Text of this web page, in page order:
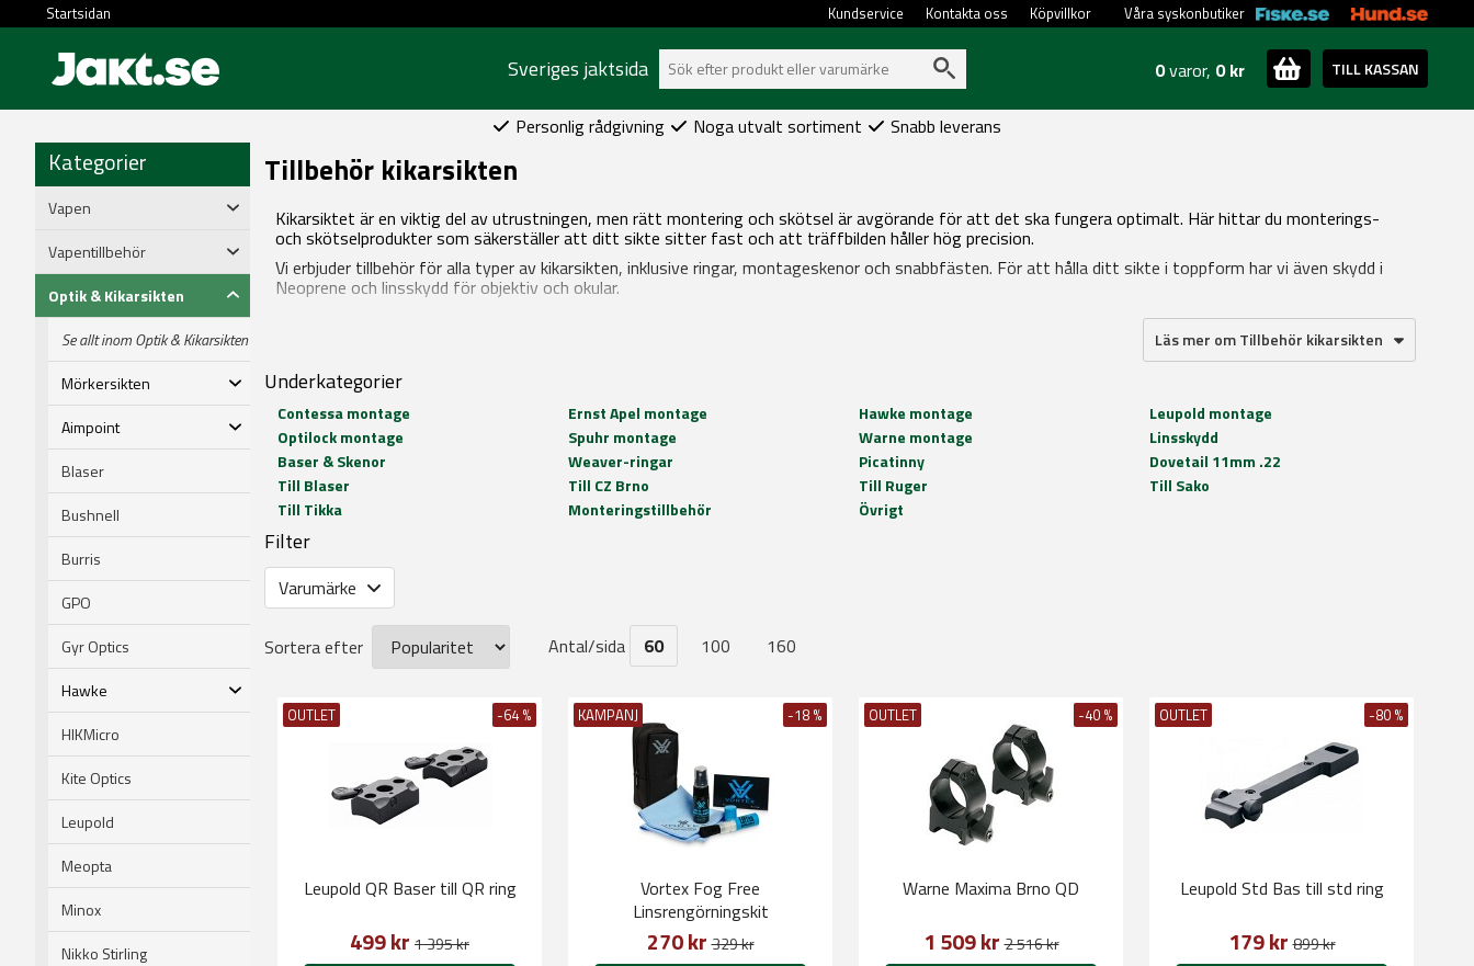
Startsidan Våra syskonbutiker
Köpvillkor
Kontakta oss
Kundservice
Sveriges jaktsida 0varor, 0 kr TILL KASSAN
Personlig rådgivning Noga utvalt sortiment Snabb leverans
Kategorier
Vapen
Vapentillbehör
Optik & Kikarsikten
Se allt inom Optik & Kikarsikten
Mörkersikten
Aimpoint
Blaser
Bushnell
Burris
GPO
Gyr Optics
Hawke
HIKMicro
Kite Optics
Leupold
Meopta
Minox
Nikko Stirling
Tillbehör kikarsikten
Kikarsiktet är en viktig del av utrustningen, men rätt montering och skötsel är avgörande för att det ska fungera optimalt. Här hittar du monterings-
och skötselprodukter som säkerställer att ditt sikte sitter fast och att träffbilden håller hög precision.
Vi erbjuder tillbehör för alla typer av kikarsikten, inklusive ringar, montageskenor och snabbfästen. För att hålla ditt sikte i toppform har vi även skydd i
Neoprene och linsskydd för objektiv och okular.
Läs mer om Tillbehör kikarsikten
Underkategorier
Contessa montage Ernst Apel montage Hawke montage
Leupold montage
Optilock montage
Spuhr montage Warne montage
Linsskydd
Baser & Skenor
Weaver-ringar Picatinny
Dovetail 11mm .22
Till Blaser
Till CZ Brno Till Ruger
Till Sako
Till Tikka
Monteringstillbehör Övrigt
Filter
Varumärke
Sortera efter Antal/sida 60 100 160
OUTLET -64 %
Leupold QR Baser till QR ring
499 kr 1 395 kr
KAMPANJ -18 %
Vortex Fog Free
Linsrengörningskit
270 kr329 kr
OUTLET -40 %
Warne Maxima Brno QD
1 509 kr2 516 kr
OUTLET -80 %
Leupold Std Bas till std ring
179 kr899 kr